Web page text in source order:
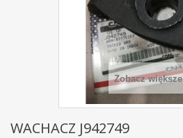
Zobacz większe
WACHACZ J942749